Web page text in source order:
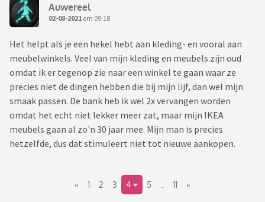
Auwereel
02-08-2021 om 09:18
Het helpt als je een hekel hebt aan kleding- en vooral aan
meubelwinkels. Veel van mijn kleding en meubels zijn oud
omdat ik er tegenop zie naar een winkel te gaan waar ze
precies niet de dingen hebben die bij mijn lijf, dan wel mijn
smaak passen. De bank heb ik wel 2x vervangen worden
omdat het echt niet lekker meer zat, maar mijn IKEA
meubels gaan al zo'n 30 jaar mee. Mijn man is precies
hetzelfde, dus dat stimuleert niet tot nieuwe aankopen.
« 1 2 3 4 5 11 »